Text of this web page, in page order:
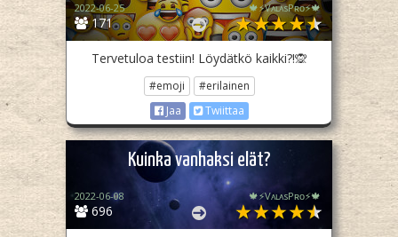
171
2022-06-25 🍁⚡️VᴀʟᴀsPʀᴏ⚡️🍁
Tervetuloa testiin! Löydätkö kaikki?!🙊
#emoji
#erilainen
Jaa
Twiittaa
Kuinka vanhaksi elät?
696
2022-06-08 🍁⚡️VᴀʟᴀsPʀᴏ⚡️🍁